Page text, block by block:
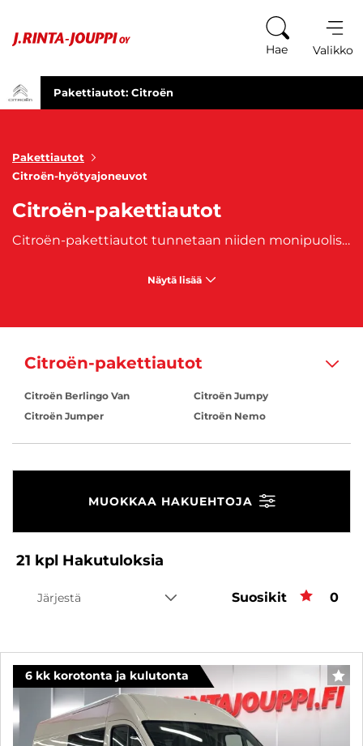
Hae Valikko
Pakettiautot: Citroën
Pakettiautot
Citroën-hyötyajoneuvot
Citroën-pakettiautot
Citroën-pakettiautot tunnetaan niiden monipuolisuudesta, tilavuudesta ja mukavuudesta, jotka tekevät niistä ihanteellisia ratkaisuja erilaisten yritysten ja ammattilaisten kuljetustarpeisiin. Citroënin pakettiautovalikoimassa on erilaisia malleja, kuten
Näytä lisää
Citroën-pakettiautot
Citroën Berlingo Van
Citroën Jumper
Citroën Jumpy
Citroën Nemo
MUOKKAA HAKUEHTOJA
21 kpl Hakutuloksia
Järjestä Suosikit 0
6 kk korotonta ja kulutonta